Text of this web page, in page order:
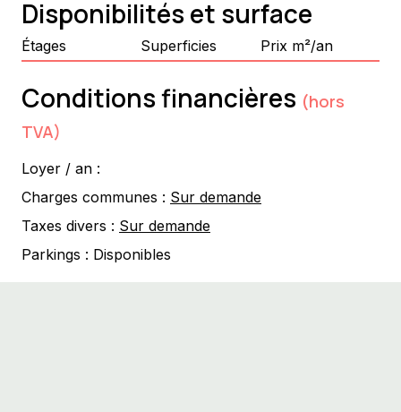
Disponibilités et surface
Étages Superficies Prix m²/an
Conditions financières (hors
TVA)
Loyer / an :
Charges communes : Sur demande
Taxes divers : Sur demande
Parkings : Disponibles